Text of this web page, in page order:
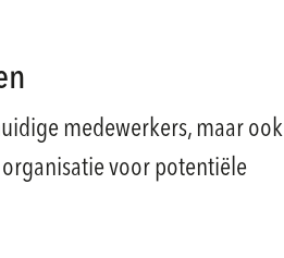
medewerkers, maar ook
voor potentiële